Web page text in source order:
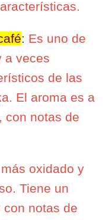
: Es uno de
a veces
de las
El aroma es a
con notas de
oxidado y
Tiene un
con notas de